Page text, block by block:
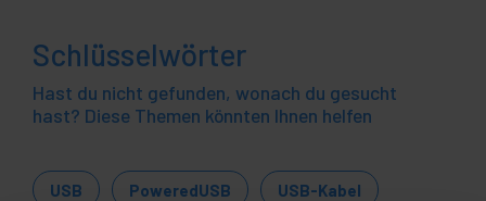
Schlüsselwörter
Hast du nicht gefunden, wonach du gesucht
hast? Diese Themen könnten Ihnen helfen
USB PoweredUSB USB-Kabel